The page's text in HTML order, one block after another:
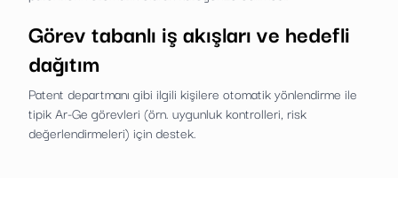
Görev tabanlı iş akışları ve hedefli
dağıtım
Patent departmanı gibi ilgili kişilere otomatik yönlendirme ile
tipik Ar-Ge görevleri (örn. uygunluk kontrolleri, risk
değerlendirmeleri) için destek.